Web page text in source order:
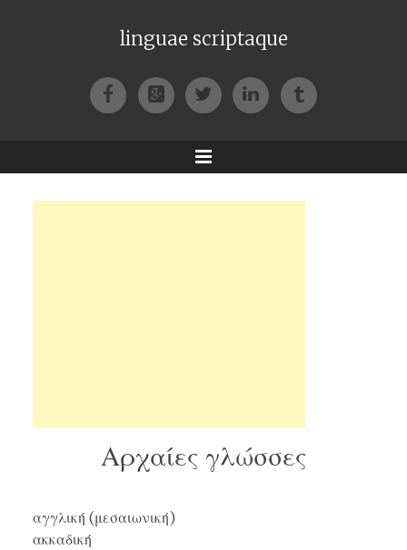
linguae scriptaque
FacebookGoogle+TwitterLinkedIn
Tumblr
Menu
Αρχαίες γλώσσες
αγγλική (μεσαιωνική)
ακκαδική